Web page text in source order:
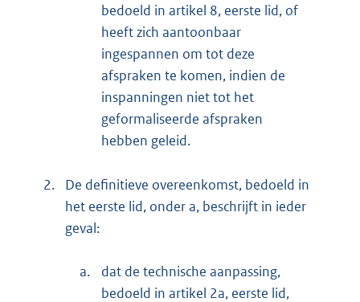
bedoeld in artikel 8, eerste lid, of
heeft zich aantoonbaar
ingespannen om tot deze
afspraken te komen, indien de
inspanningen niet tot het
geformaliseerde afspraken
hebben geleid.
2.
De definitieve overeenkomst, bedoeld in
het eerste lid, onder a, beschrijft in ieder
geval:
a.
dat de technische aanpassing,
bedoeld in artikel 2a, eerste lid,